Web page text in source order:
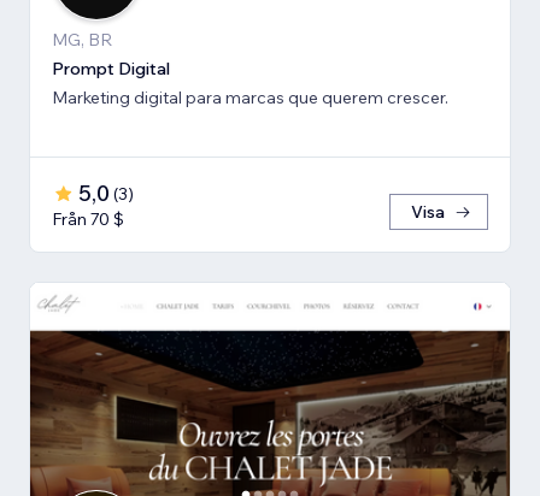
MG, BR
Prompt Digital
Marketing digital para marcas que querem crescer.
5,0 (3)
Från 70 $
Visa